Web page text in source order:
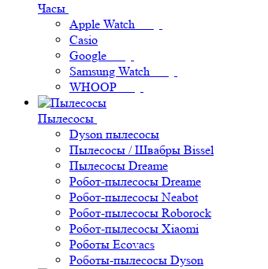
Часы
Apple Watch
Casio
Google
Samsung Watch
WHOOP
Пылесосы
Dyson пылесосы
Пылесосы / Швабры Bissel
Пылесосы Dreame
Робот-пылесосы Dreame
Робот-пылесосы Neabot
Робот-пылесосы Roborock
Робот-пылесосы Xiaomi
Роботы Ecovacs
Роботы-пылесосы Dyson